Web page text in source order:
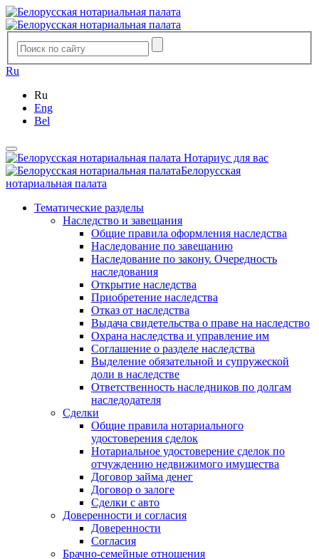
Ru
Ru
Eng
Bel
Нотариус для вас
Белорусская
нотариальная палата
Тематические разделы
Наследство и завещания
Общие правила оформления наследства
Наследование по завещанию
Наследование по закону. Очередность
наследования
Открытие наследства
Приобретение наследства
Отказ от наследства
Выдача свидетельства о праве на наследство
Охрана наследства и управление им
Соглашение о разделе наследства
Выделение обязательной и супружеской
доли в наследстве
Ответственность наследников по долгам
наследодателя
Сделки
Общие правила нотариального
удостоверения сделок
Нотариальное удостоверение сделок по
отчуждению недвижимого имущества
Договор займа денег
Договор о залоге
Сделки с авто
Доверенности и согласия
Доверенности
Согласия
Брачно-семейные отношения